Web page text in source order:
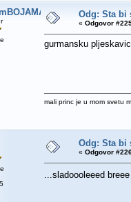
Odg: Sta bi
« Odgovor
gurmansku
mali princ je u mom svetu
Odg: Sta bi
« Odgovor
...sladoooleeed